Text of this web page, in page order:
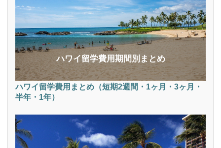
ハワイ留学費用期間別まとめ
ハワイ留学費用まとめ（短期2週間・1ヶ月・3ヶ月・
半年・1年）